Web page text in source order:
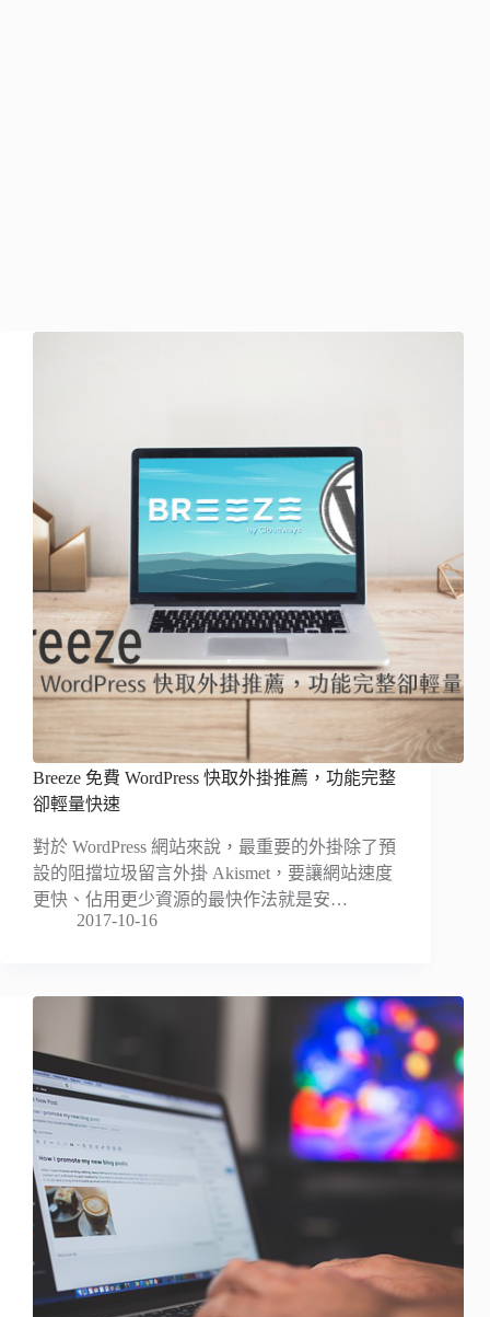
Breeze 免費 WordPress 快取外掛推薦，功能完整
卻輕量快速
對於 WordPress 網站來說，最重要的外掛除了預
設的阻擋垃圾留言外掛 Akismet，要讓網站速度
更快、佔用更少資源的最快作法就是安…
2017-10-16